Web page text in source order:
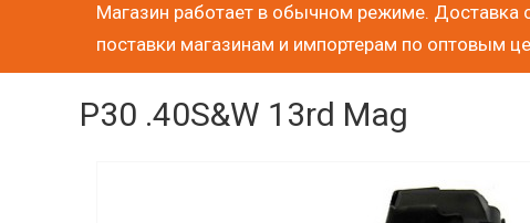
Магазин работает в обычном режиме.
поставки магазинам и импортерам по оптовым
P30 .40S&W 13rd Mag